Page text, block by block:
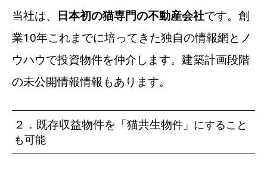
当社は、 日本初の猫専門の不動産会社です。創
業10年これまでに培ってきた独自の情報網とノ
ウハウで投資物件を仲介します。 建築計画段階
の未公開情報情報もあります。
２．既存収益物件を「猫共生物件」にすること
も可能